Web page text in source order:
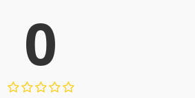
0